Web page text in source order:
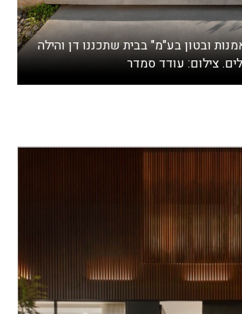
ובטון בע"מ" בבית שתכננו דן והילה
צילום: עודד סמדר